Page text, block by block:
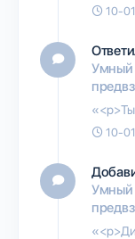
10-
Умный
10-
Умный